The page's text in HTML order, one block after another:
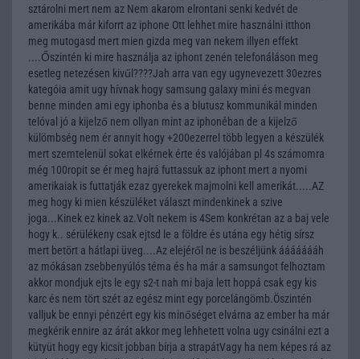
sztárolni mert nem az Nem akarom elrontani senki kedvét de
amerikába már kiforrt az iphone Ott lehhet mire használni itthon
meg mutogasd mert mien gizda meg van nekem illyen effekt
....Őszintén ki mire használja az iphont zenén telefonáláson meg
esetleg netezésen kivűl????Jah arra van egy ugynevezett 30ezres
kategóia amit ugy hívnak hogy samsung galaxy mini és megvan
benne minden ami egy iphonba és a blutusz kommunikál minden
telóval jó a kijelző nem ollyan mint az iphonéban de a kijelző
külömbség nem ér annyit hogy +200ezerrel több legyen a készülék
mert szemtelenül sokat elkérnek érte és valójában pl 4s számomra
még 100ropit se ér meg hajrá futtassuk az iphont mert a nyomi
amerikaiak is futtatják ezaz gyerekek majmolni kell amerikát.....AZ
meg hogy ki mien készüléket választ mindenkinek a szive
joga...Kinek ez kinek az.Volt nekem is 4Sem konkrétan az a baj vele
hogy k.. sérülékeny csak ejtsd le a földre és utána egy hétig sírsz
mert betört a hátlapi üveg....Az elejéről ne is beszéljünk áááááááh
az mókásan zsebbenyúlós téma és ha már a samsungot felhoztam
akkor mondjuk ejts le egy s2-t nah mi baja lett hoppá csak egy kis
karc és nem tört szét az egész mint egy porcelángömb.Öszintén
valljuk be ennyi pénzért egy kis minőséget elvárna az ember ha már
megkérik ennire az árát akkor meg lehhetett volna ugy csinálni ezt a
kütyüt hogy egy kicsit jobban bírja a strapátVagy ha nem képes rá az